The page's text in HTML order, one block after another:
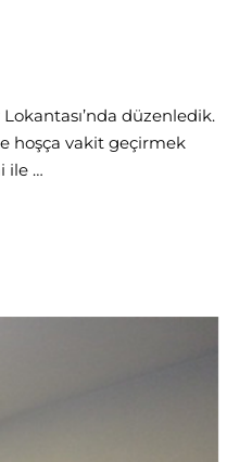
Lokantası’nda düzenledik.
hoşça vakit geçirmek
ile …